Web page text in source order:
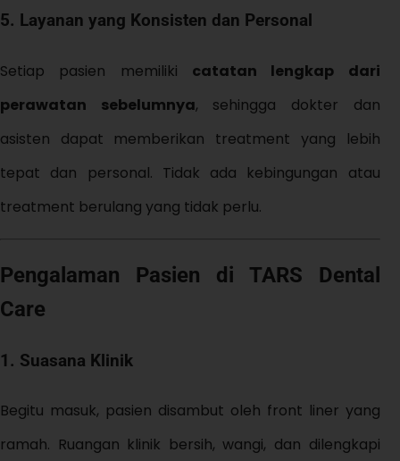
5. Layanan yang Konsisten dan Personal
Setiap pasien memiliki catatan lengkap dari
perawatan sebelumnya, sehingga dokter dan
asisten dapat memberikan treatment yang lebih
tepat dan personal. Tidak ada kebingungan atau
treatment berulang yang tidak perlu.
Pengalaman Pasien di TARS Dental
Care
1. Suasana Klinik
Begitu masuk, pasien disambut oleh front liner yang
ramah. Ruangan klinik bersih, wangi, dan dilengkapi